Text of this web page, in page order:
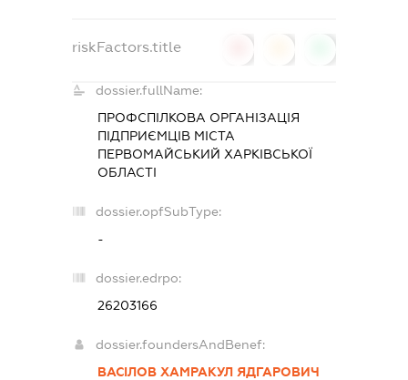
riskFactors.title
dossier.fullName:
ПРОФСПІЛКОВА ОРГАНІЗАЦІЯ
ПІДПРИЄМЦІВ МІСТА
ПЕРВОМАЙСЬКИЙ ХАРКІВСЬКОЇ
ОБЛАСТІ
dossier.opfSubType:
-
dossier.edrpo:
26203166
dossier.foundersAndBenef:
ВАСІЛОВ ХАМРАКУЛ ЯДГАРОВИЧ